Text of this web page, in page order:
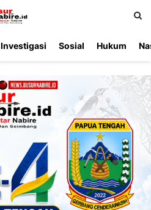
Investigasi Sosial Hukum